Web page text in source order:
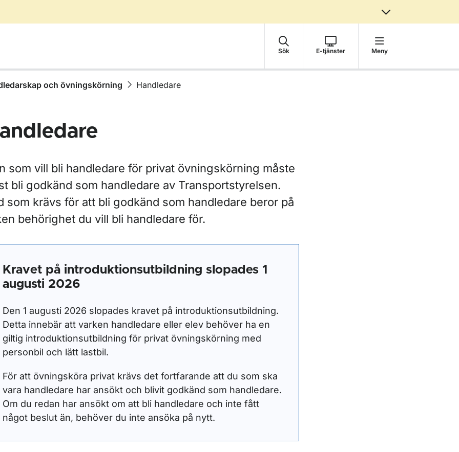
Sök E-tjänster Meny
och övningskörning Handledare
för Ta körkort
Välj behörighet
Medicinska krav
Riskutbildning
Har körkort
som vill bli handledare för privat övningskörning måste
bli godkänd som handledare av Transportstyrelsen.
som krävs för att bli godkänd som handledare beror på
behörighet du vill bli handledare för.
Kravet på introduktionsutbildning slopades 1
augusti 2026
Den 1 augusti 2026 slopades kravet på introduktionsutbildning.
Detta innebär att varken handledare eller elev behöver ha en
giltig introduktionsutbildning för privat övningskörning med
personbil och lätt lastbil.
För att övningsköra privat krävs det fortfarande att du som ska
vara handledare har ansökt och blivit godkänd som handledare.
Om du redan har ansökt om att bli handledare och inte fått
något beslut än, behöver du inte ansöka på nytt.